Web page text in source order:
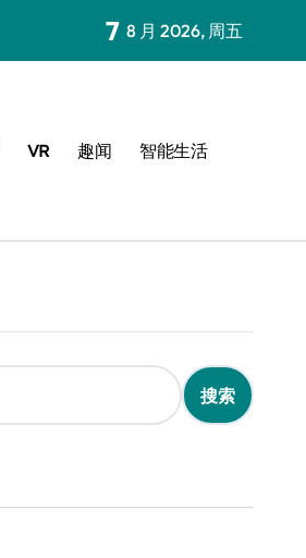
7 8 月 2026, 周五
VR 趣闻 智能生活